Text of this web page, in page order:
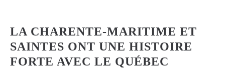
LA CHARENTE-MARITIME ET
SAINTES ONT UNE HISTOIRE
FORTE AVEC LE QUÉBEC